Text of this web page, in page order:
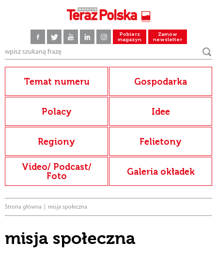
Pobierz
magazyn
Zamów
newsletter
Temat numeru Gospodarka
Polacy Idee
Regiony Felietony
Video/ Podcast/
Foto
Galeria okładek
Strona główna misja społeczna
misja społeczna